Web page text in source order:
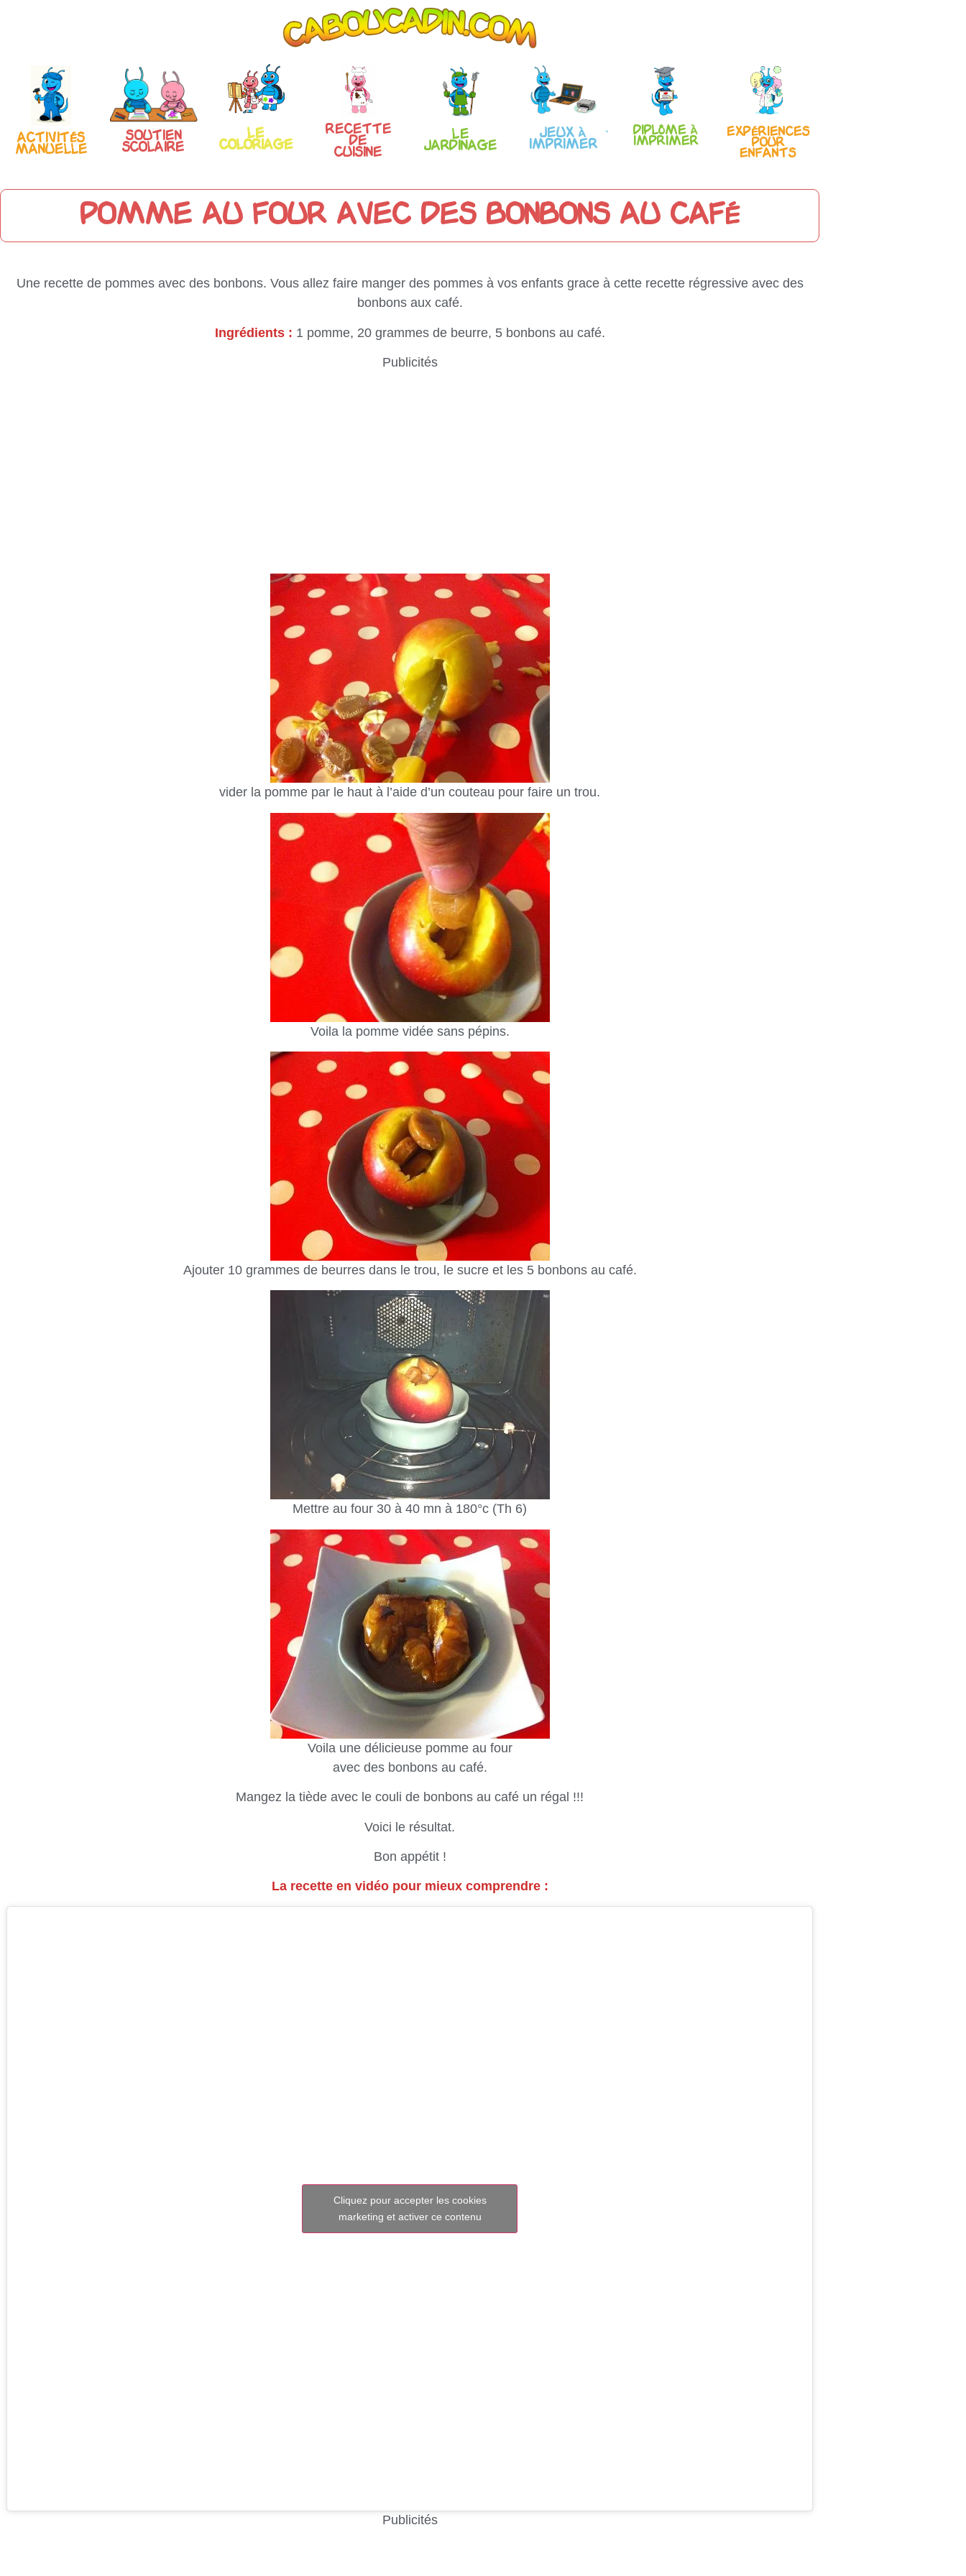
Activités
manuelle
Soutien
scolaire
Le
coloriage
Recette
de
Cuisine
Le
Jardinage
Jeux à
imprimer
Diplôme à
imprimer
Expériences
pour
enfants
Pomme au four avec des bonbons au café
Une recette de pommes avec des bonbons. Vous allez faire manger des pommes à vos enfants grace à cette recette régressive avec des
bonbons aux café.
Ingrédients : 1 pomme, 20 grammes de beurre, 5 bonbons au café.
Publicités
vider la pomme par le haut à l’aide d’un couteau pour faire un trou.
Voila la pomme vidée sans pépins.
Ajouter 10 grammes de beurres dans le trou, le sucre et les 5 bonbons au café.
Mettre au four 30 à 40 mn à 180°c (Th 6)
Voila une délicieuse pomme au four
avec des bonbons au café.
Mangez la tiède avec le couli de bonbons au café un régal !!!
Voici le résultat.
Bon appétit !
La recette en vidéo pour mieux comprendre :
Cliquez pour accepter les cookies
marketing et activer ce contenu
Publicités